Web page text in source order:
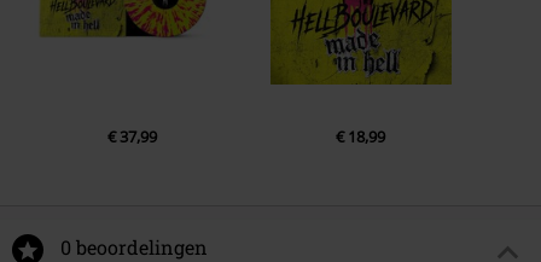
€ 37,99 € 18,99
0 beoordelingen